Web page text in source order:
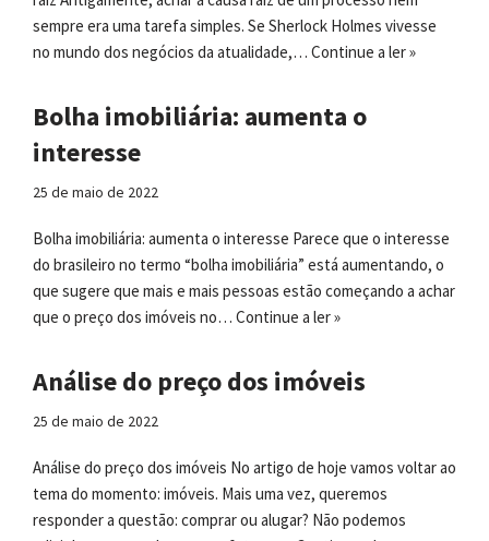
sempre era uma tarefa simples. Se Sherlock Holmes vivesse
no mundo dos negócios da atualidade,… Continue a ler »
Bolha imobiliária: aumenta o
interesse
25 de maio de 2022
Bolha imobiliária: aumenta o interesse Parece que o interesse
do brasileiro no termo “bolha imobiliária” está aumentando, o
que sugere que mais e mais pessoas estão começando a achar
que o preço dos imóveis no… Continue a ler »
Análise do preço dos imóveis
25 de maio de 2022
Análise do preço dos imóveis No artigo de hoje vamos voltar ao
tema do momento: imóveis. Mais uma vez, queremos
responder a questão: comprar ou alugar? Não podemos